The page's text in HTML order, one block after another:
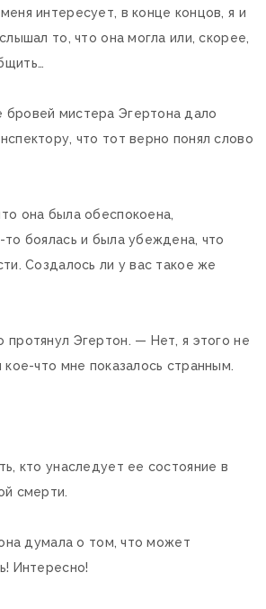
интересует, в конце концов, я и
то, что она могла или, скорее,
мистера Эгертона дало
что тот верно понял слово
она была обеспокоена,
боялась и была убеждена, что
Создалось ли у вас такое же
Эгертон. — Нет, я этого не
кое-что мне показалось странным.
кто унаследует ее состояние в
смерти.
думала о том, что может
Интересно!